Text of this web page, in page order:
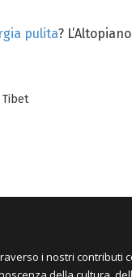
pulita?
Tibet
i nostri contributi